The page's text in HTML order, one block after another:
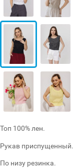
Топ 100% лен.
Рукав приспущенный.
По низу резинка.